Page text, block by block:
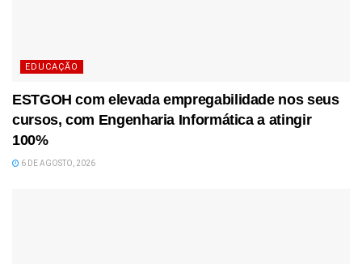
EDUCAÇÃO
ESTGOH com elevada empregabilidade nos seus
cursos, com Engenharia Informática a atingir
100%
6 DE AGOSTO, 2026